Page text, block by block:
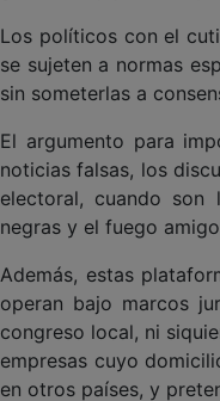
Los políticos con el
se sujeten a normas
sin someterlas a
El argumento para
noticias falsas, los
electoral, cuando son
negras y el fuego
Además, estas
operan bajo marcos
congreso local, ni
empresas cuyo
en otros países, y